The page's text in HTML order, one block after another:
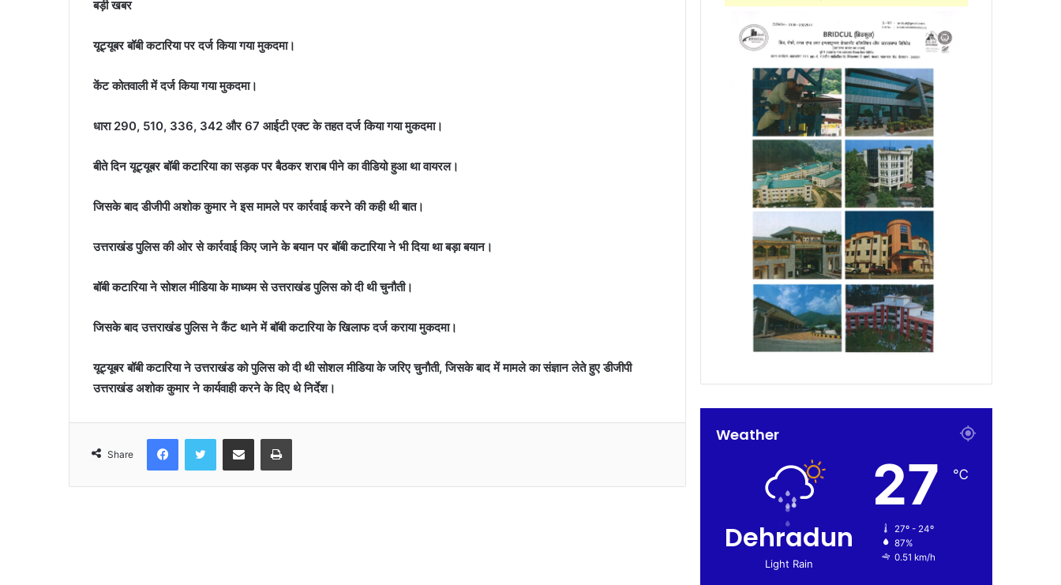
बड़ी खबर
यूट्यूबर बॉबी कटारिया पर दर्ज किया गया मुकदमा।
केंट कोतवाली में दर्ज किया गया मुकदमा।
धारा 290, 510, 336, 342 और 67 आईटी एक्ट के तहत दर्ज किया गया मुकदमा।
बीते दिन यूट्यूबर बॉबी कटारिया का सड़क पर बैठकर शराब पीने का वीडियो हुआ था वायरल।
जिसके बाद डीजीपी अशोक कुमार ने इस मामले पर कार्रवाई करने की कही थी बात।
उत्तराखंड पुलिस की ओर से कार्रवाई किए जाने के बयान पर बॉबी कटारिया ने भी दिया था बड़ा बयान।
बॉबी कटारिया ने सोशल मीडिया के माध्यम से उत्तराखंड पुलिस को दी थी चुनौती।
जिसके बाद उत्तराखंड पुलिस ने कैंट थाने में बॉबी कटारिया के खिलाफ दर्ज कराया मुकदमा।
यूट्यूबर बॉबी कटारिया ने उत्तराखंड को पुलिस को दी थी सोशल मीडिया के जरिए चुनौती, जिसके बाद में मामले का संज्ञान लेते हुए डीजीपी
उत्तराखंड अशोक कुमार ने कार्यवाही करने के दिए थे निर्देश।
Share
Weather
Dehradun
Light Rain
27 ℃
27º - 24º
87%
0.51 km/h